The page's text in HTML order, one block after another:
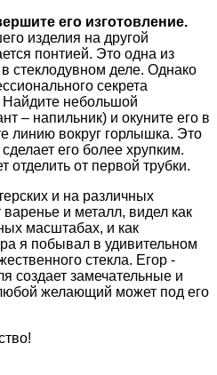
его изготовление.
изделия на другой
понтией. Это одна из
стеклодувном деле. Однако
секрета
Найдите небольшой
– напильник) и окуните его в
линию вокруг горлышка. Это
его более хрупким.
отделить от первой трубки.
и на различных
и металл, видел как
масштабах, и как
я побывал в удивительном
стекла. Егор -
создает замечательные и
желающий может под его